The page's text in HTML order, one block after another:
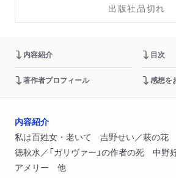
出版社品切れ
内容紹介 目次
著作者プロフィール 感想を
内容紹介
私は百姓女・老いて 吉野せい／萩の
徳秋水／「ガリヴァー」の作者の死 中
アメリー 他